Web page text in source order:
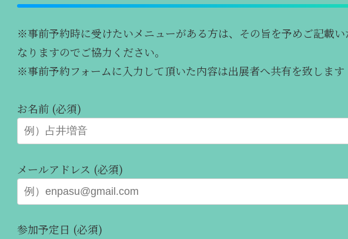
※事前予約時に受けたいメニューがある方は、その旨を予めご記載
なりますのでご協力ください。
※事前予約フォームに入力して頂いた内容は出展者へ共有を致します
お名前 (必須)
メールアドレス (必須)
参加予定日 (必須)